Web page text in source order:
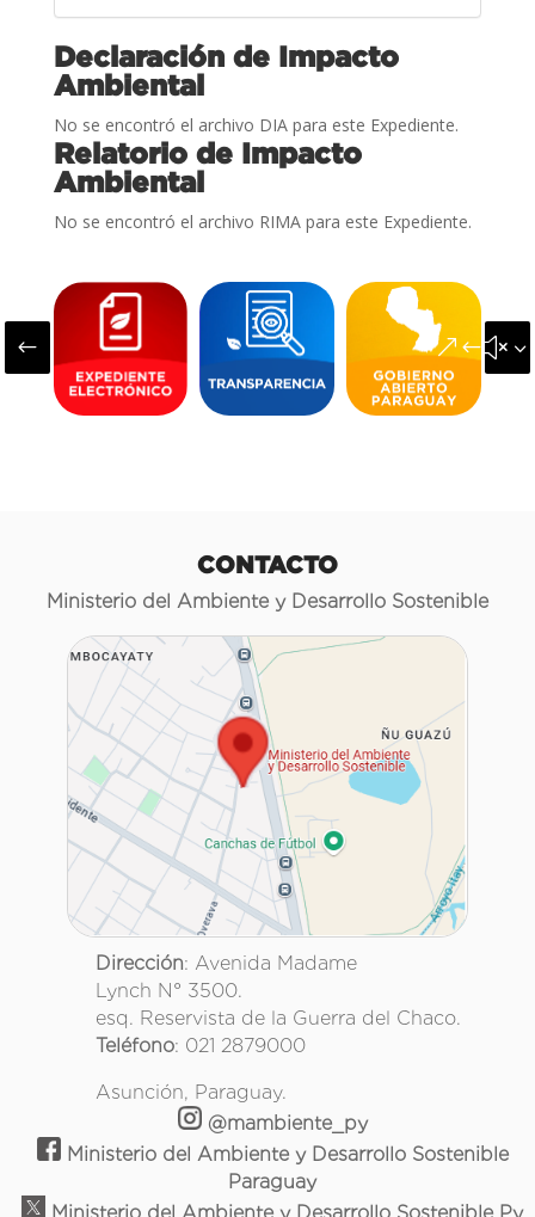
Declaración de Impacto
Ambiental
No se encontró el archivo DIA para este Expediente.
Relatorio de Impacto
Ambiental
No se encontró el archivo RIMA para este Expediente.
#
CONTACTO
Ministerio del Ambiente y Desarrollo Sostenible
Dirección: Avenida Madame
Lynch N° 3500.
esq. Reservista de la Guerra del Chaco.
Teléfono: 021 2879000
Asunción, Paraguay.
@mambiente_py
Ministerio del Ambiente y Desarrollo Sostenible
Paraguay